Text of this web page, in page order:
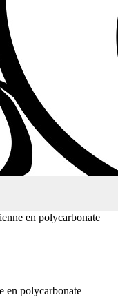
en polycarbonate
en polycarbonate